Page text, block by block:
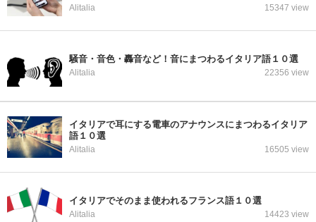
Alitalia 15347 view
騒音・音色・轟音など！音にまつわるイタリア語１０選
Alitalia 22356 view
イタリアで耳にする電車のアナウンスにまつわるイタリア
語１０選
Alitalia 16505 view
イタリアでそのまま使われるフランス語１０選
Alitalia 14423 view